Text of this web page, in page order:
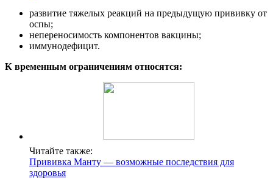
развитие тяжелых реакций на предыдущую прививку от
оспы;
непереносимость компонентов вакцины;
иммунодефицит.
К временным ограничениям относятся:
Читайте также:
Прививка Манту — возможные последствия для
здоровья